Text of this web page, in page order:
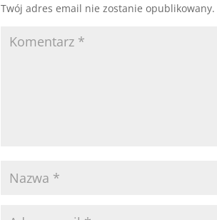
Twój adres email nie zostanie opublikowany.